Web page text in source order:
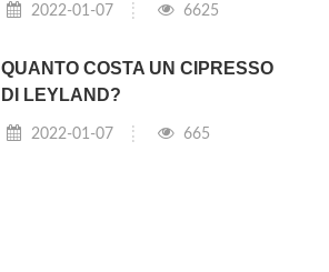
2022-01-07 6625
QUANTO COSTA UN CIPRESSO
DI LEYLAND?
2022-01-07 665